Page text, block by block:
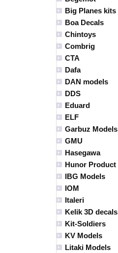
Big Planes kits
Boa Decals
Chintoys
Combrig
CTA
Dafa
DAN models
DDS
Eduard
ELF
Garbuz Models
GMU
Hasegawa
Hunor Product
IBG Models
IOM
Italeri
Kelik 3D decals
Kit-Soldiers
KV Models
Litaki Models